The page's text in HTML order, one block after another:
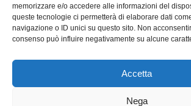
memorizzare e/o accedere alle informazioni del
queste tecnologie ci permetterà di elaborare dati
navigazione o ID unici su questo sito. Non
consenso può influire negativamente su alcune
Accetta
Nega
Canonico, Gabriele Cheli, Daniela Delle
Kalomenidis, Leonardo Marini, Vittorino
Valagussa, Leonardo Valenti.